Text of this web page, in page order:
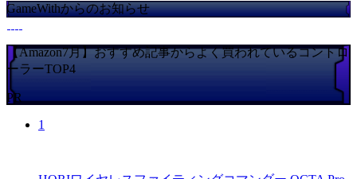
GameWithからのお知らせ
【Amazon7月】おすすめ記事からよく買われているコントロ
ーラーTOP4
PR
1